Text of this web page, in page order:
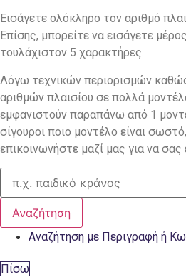
Εισάγετε ολόκληρο τον αριθμό
Επίσης, μπορείτε να εισάγετε
τουλάχιστον 5 χαρακτήρες.
Λόγω τεχνικών περιορισμών
αριθμών πλαισίου σε πολλά
εμφανιστούν παραπάνω από 1
σίγουροι ποιο μοντέλο είναι
επικοινωνήστε μαζί μας για να
Αναζήτηση
Αναζήτηση με Περιγραφή ή
Πίσω